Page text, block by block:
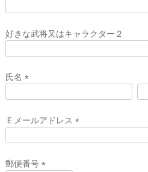
好きな武将又はキャラクター２
氏名
須
)
Ｅメールアドレス
郵便番号